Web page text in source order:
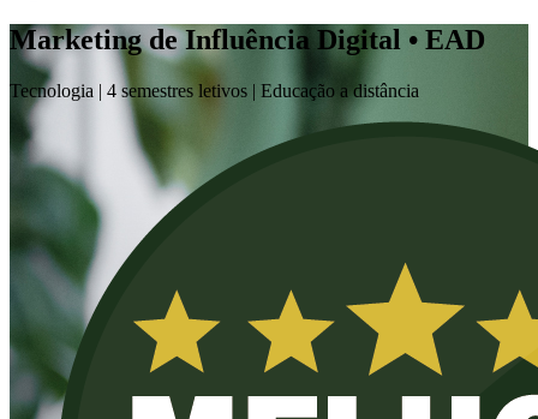
Marketing de Influência Digital • EAD
Tecnologia | 4 semestres letivos | Educação a distância